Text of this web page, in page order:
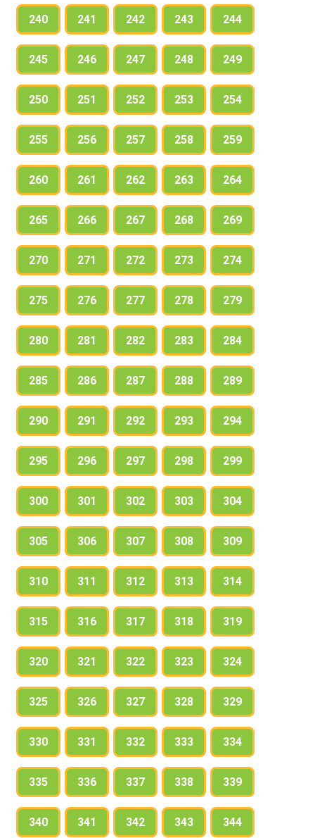
240 241 242 243 244
245 246 247 248 249
250 251 252 253 254
255 256 257 258 259
260 261 262 263 264
265 266 267 268 269
270 271 272 273 274
275 276 277 278 279
280 281 282 283 284
285 286 287 288 289
290 291 292 293 294
295 296 297 298 299
300 301 302 303 304
305 306 307 308 309
310 311 312 313 314
315 316 317 318 319
320 321 322 323 324
325 326 327 328 329
330 331 332 333 334
335 336 337 338 339
340 341 342 343 344